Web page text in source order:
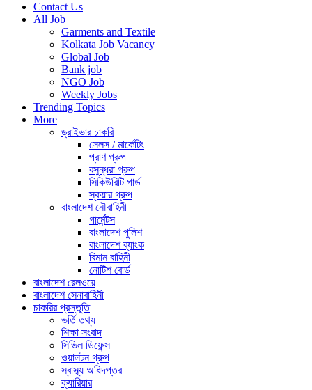
Contact Us
All Job
Garments and Textile
Kolkata Job Vacancy
Global Job
Bank job
NGO Job
Weekly Jobs
Trending Topics
More
ড্রাইভার চাকরি
সেলস / মার্কেটিং
প্রাণ গ্রুপ
বসুন্ধরা গ্রুপ
সিকিউরিটি গার্ড
স্কয়ার গ্রুপ
বাংলাদেশ নৌবাহিনী
গার্মেন্টস
বাংলাদেশ পুলিশ
বাংলাদেশ ব্যাংক
বিমান বাহিনী
নোটিশ বোর্ড
বাংলাদেশ রেলওয়ে
বাংলাদেশ সেনাবাহিনী
চাকরির প্রস্তুতি
ভর্তি তথ্য
শিক্ষা সংবাদ
সিভিল ডিফেন্স
ওয়ালটন গ্রুপ
স্বাস্থ্য অধিদপ্তর
ক্যারিয়ার